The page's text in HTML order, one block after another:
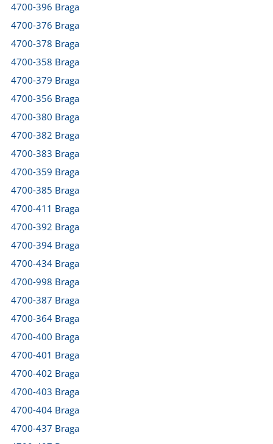
4700-396 Braga
4700-376 Braga
4700-378 Braga
4700-358 Braga
4700-379 Braga
4700-356 Braga
4700-380 Braga
4700-382 Braga
4700-383 Braga
4700-359 Braga
4700-385 Braga
4700-411 Braga
4700-392 Braga
4700-394 Braga
4700-434 Braga
4700-998 Braga
4700-387 Braga
4700-364 Braga
4700-400 Braga
4700-401 Braga
4700-402 Braga
4700-403 Braga
4700-404 Braga
4700-437 Braga